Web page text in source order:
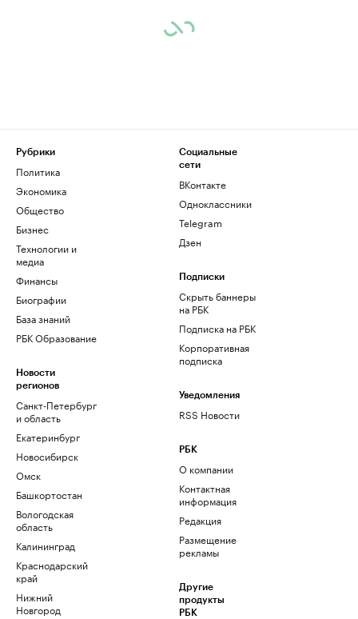
Рубрики
Политика
Экономика
Общество
Бизнес
Технологии и
медиа
Финансы
Биографии
База знаний
РБК Образование
Новости
регионов
Санкт-Петербург
и область
Екатеринбург
Новосибирск
Омск
Башкортостан
Вологодская
область
Калининград
Краснодарский
край
Нижний
Новгород
Социальные
сети
ВКонтакте
Одноклассники
Telegram
Дзен
Подписки
Скрыть баннеры
на РБК
Подписка на РБК
Корпоративная
подписка
Уведомления
RSS Новости
РБК
О компании
Контактная
информация
Редакция
Размещение
рекламы
Другие
продукты
РБК